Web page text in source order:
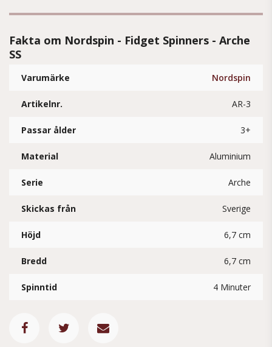
Fakta om Nordspin - Fidget Spinners - Arche
SS
Varumärke Nordspin
Artikelnr. AR-3
Passar ålder 3+
Material Aluminium
Serie Arche
Skickas från Sverige
Höjd 6,7 cm
Bredd 6,7 cm
Spinntid 4 Minuter